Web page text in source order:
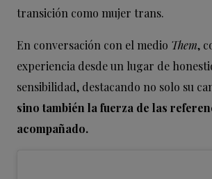
transición como mujer trans.
En conversación con el medio Them,
experiencia desde un lugar de
sensibilidad, destacando no solo su
sino también la fuerza de las
acompañado.